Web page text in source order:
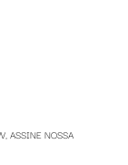
ASSINE NOSSA